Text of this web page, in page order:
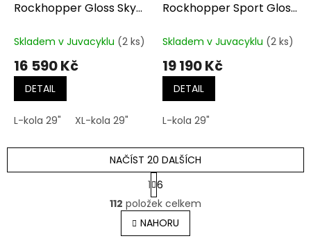
Rockhopper Gloss Sky
Mettalic
Skladem v Juvacyklu (2 ks)
16 590 Kč
DETAIL
L-kola 29" XL-kola 29"
Rockhopper Sport Gloss
Skladem v Juvacyklu (2 ks)
19 190 Kč
DETAIL
L-kola 29"
O
v
l
á
NAČÍST 20 DALŠÍCH
S
t
r
á
n
k
1 6
112 položek celkem
NAHORU